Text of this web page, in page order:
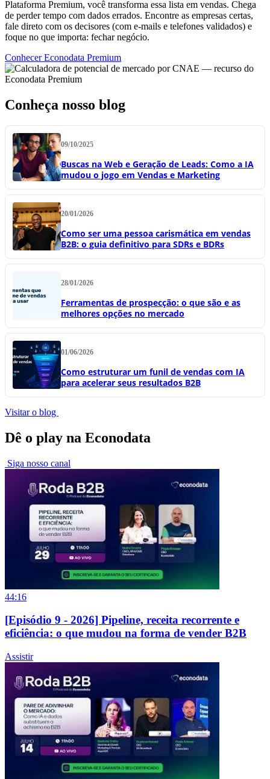
Plataforma Premium, você transforma essa lista em vendas. Chega
de perder tempo com dados errados. Encontre as empresas certas,
fale direto com os decisores (com e-mails e telefones validados) e
foque no que importa: fechar negócio.
Conhecer Econodata Premium
Conheça nosso blog
09/10/2025
Buscas na Web e Geração de Leads: Como a IA
mudou o jogo em Vendas e Marketing
20/01/2026
Como ser uma pessoa carismática em vendas
B2B: o guia definitivo para SDRs e BDRs
28/01/2026
Ferramentas de prospecção: o que são e as
melhores opções no mercado
01/06/2026
Como estruturar um funil de vendas com IA
para acelerar seus resultados B2B
Visitar o blog
Dê o play na Econodata
Siga nosso canal
44:16
[Episódio 9 - 2026] Pipeline, receita recorrente e
eficiência: o que mudou na forma de vender B2B
Assistir